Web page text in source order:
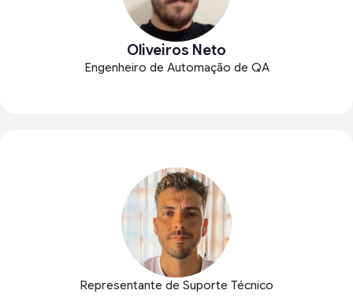
Oliveiros Neto
Engenheiro de Automação de QA
Representante de Suporte Técnico